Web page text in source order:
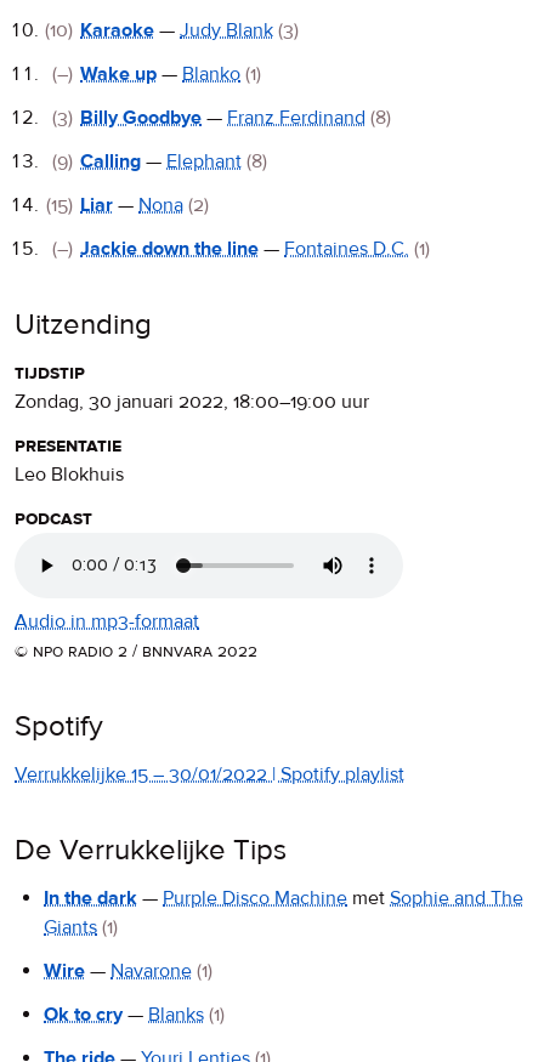
(10) Karaoke — Judy Blank (3)
(–) Wake up — Blanko (1)
(3) Billy Goodbye — Franz Ferdinand (8)
(9) Calling — Elephant (8)
(15) Liar — Nona (2)
(–) Jackie down the line — Fontaines D.C. (1)
Uitzending
tijdstip
zondag, 30 januari 2022, 18:00–19:00 uur
presentatie
Leo Blokhuis
podcast
Audio in mp3-formaat
© npo radio 2 / bnnvara 2022
Spotify
Verrukkelijke 15 – 30/01/2022 | Spotify playlist
De Verrukkelijke Tips
In the dark — Purple Disco Machine met Sophie and The
Giants (1)
Wire — Navarone (1)
Ok to cry— Blanks (1)